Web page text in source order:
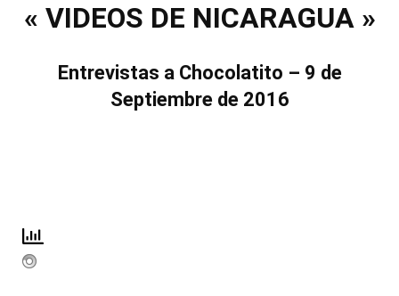
« VIDEOS DE NICARAGUA »
Entrevistas a Chocolatito – 9 de
Septiembre de 2016